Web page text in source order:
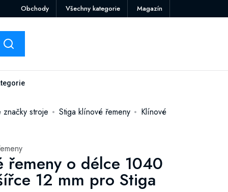
Obchody Všechny kategorie Magazín
stroje Stiga klínové řemeny
Klínové
řemeny o délce 1040
12 mm pro Stiga